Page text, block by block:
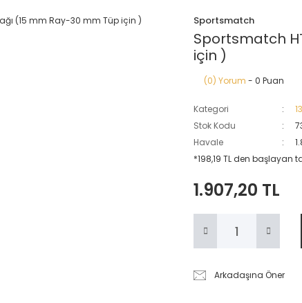
Sportsmatch
Sportsmatch
için )
(0) Yorum - 0 Puan
Kategori
Stok Kodu
Havale
*198,19 TL den başlayan
1.907,20 TL
Arkadaşına Öner